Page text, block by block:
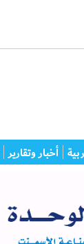
أخبار وتقارير